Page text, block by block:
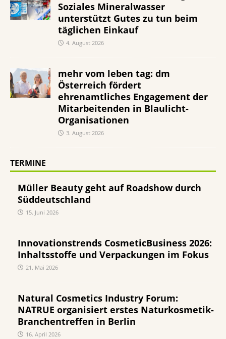
Soziales Mineralwasser
unterstützt Gutes zu tun beim
täglichen Einkauf
4. August 2026
mehr vom leben tag: dm
Österreich fördert
ehrenamtliches Engagement der
Mitarbeitenden in Blaulicht-
Organisationen
3. August 2026
TERMINE
Müller Beauty geht auf Roadshow durch
Süddeutschland
15. Juni 2026
Innovationstrends CosmeticBusiness 2026:
Inhaltsstoffe und Verpackungen im Fokus
21. Mai 2026
Natural Cosmetics Industry Forum:
NATRUE organisiert erstes Naturkosmetik-
Branchentreffen in Berlin
16. April 2026